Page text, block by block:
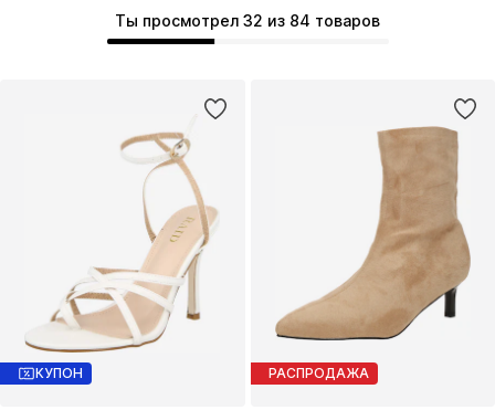
Ты просмотрел 32 из 84 товаров
КУПОН РАСПРОДАЖА